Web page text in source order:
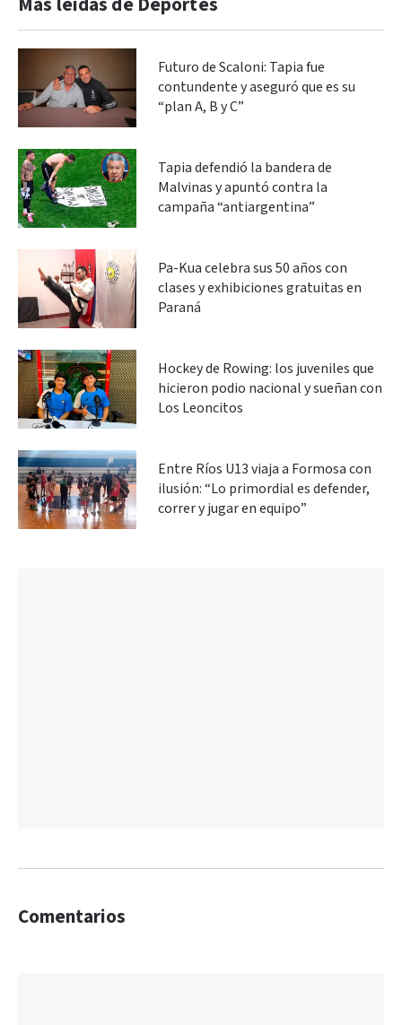
Futuro de Scaloni: Tapia fue
contundente y aseguró que es su
“plan A, B y C”
Tapia defendió la bandera de
Malvinas y apuntó contra la
campaña “antiargentina”
Pa-Kua celebra sus 50 años con
clases y exhibiciones gratuitas en
Paraná
Hockey de Rowing: los juveniles que
hicieron podio nacional y sueñan con
Los Leoncitos
Entre Ríos U13 viaja a Formosa con
ilusión: “Lo primordial es defender,
correr y jugar en equipo”
Comentarios